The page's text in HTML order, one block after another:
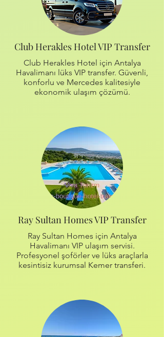
Club Herakles Hotel VIP Transfer
Club Herakles Hotel için Antalya
Havalimanı lüks VIP transfer. Güvenli,
konforlu ve Mercedes kalitesiyle
ekonomik ulaşım çözümü.
Ray Sultan Homes VIP Transfer
Ray Sultan Homes için Antalya
Havalimanı VIP ulaşım servisi.
Profesyonel şoförler ve lüks araçlarla
kesintisiz kurumsal Kemer transferi.